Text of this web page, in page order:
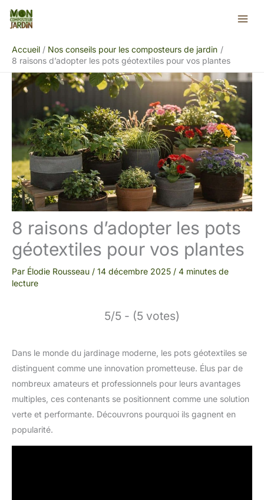
Aller
Accueil
Nos conseils pour les composteurs de jardin
8 raisons d’adopter les pots géotextiles pour vos plantes
8 raisons d’adopter les pots
géotextiles pour vos plantes
Par Élodie Rousseau / 14 décembre 2025 / 4 minutes de
lecture
5/5 - (5 votes)
Dans le monde du jardinage moderne, les pots géotextiles se
distinguent comme une innovation prometteuse. Élus par de
nombreux amateurs et professionnels pour leurs avantages
multiples, ces contenants se positionnent comme une solution
verte et performante. Découvrons pourquoi ils gagnent en
popularité.
Rechercher